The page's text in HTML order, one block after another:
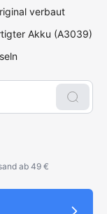
verbaut
Akku (A3039)
ab 49 €